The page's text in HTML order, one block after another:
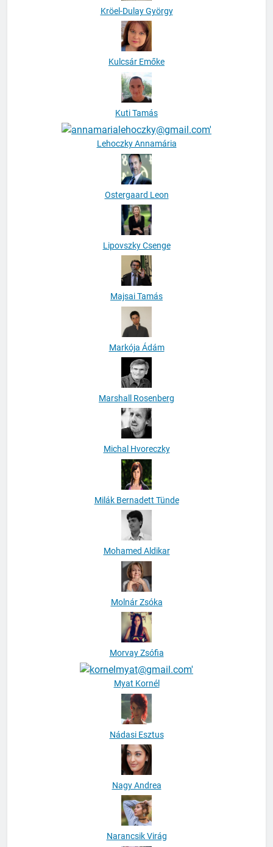
Kröel-Dulay György
Kulcsár Emőke
Kuti Tamás
Lehoczky Annamária
Ostergaard Leon
Lipovszky Csenge
Majsai Tamás
Markója Ádám
Marshall Rosenberg
Michal Hvoreczky
Milák Bernadett Tünde
Mohamed Aldikar
Molnár Zsóka
Morvay Zsófia
Myat Kornél
Nádasi Esztus
Nagy Andrea
Narancsik Virág